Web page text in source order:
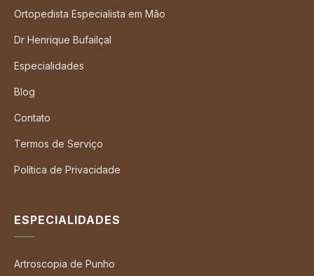
Ortopedista Especialista em Mão
Dr Henrique Bufailçal
Especialidades
Blog
Contato
Termos de Serviço
Política de Privacidade
ESPECIALIDADES
Artroscopia de Punho